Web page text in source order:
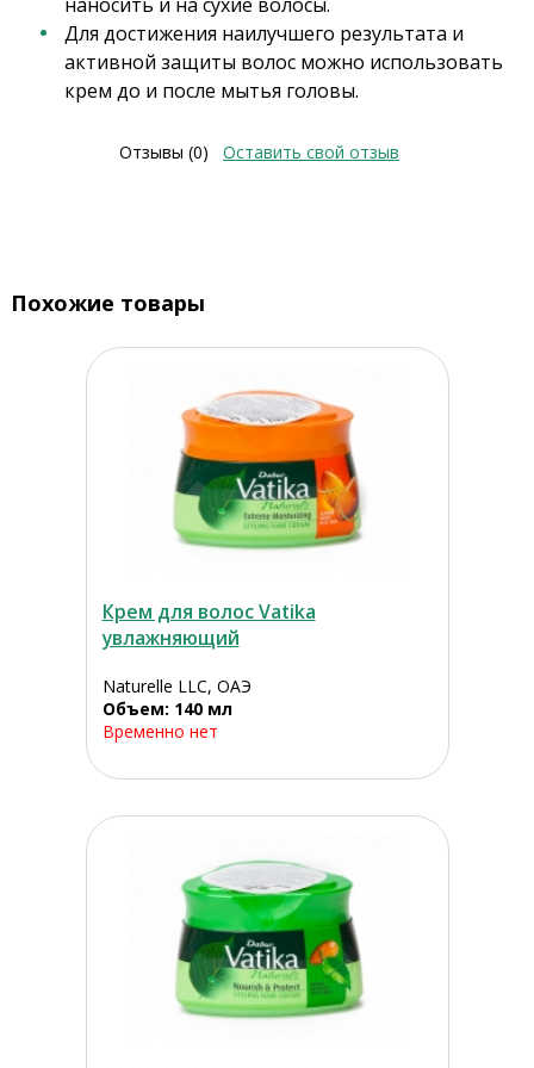
наносить и на сухие волосы.
Для достижения наилучшего результата и
активной защиты волос можно использовать
крем до и после мытья головы.
Отзывы (0) Оставить свой отзыв
Похожие товары
Крем для волос Vatika
увлажняющий
Naturelle LLC, ОАЭ
Объем: 140 мл
Временно нет